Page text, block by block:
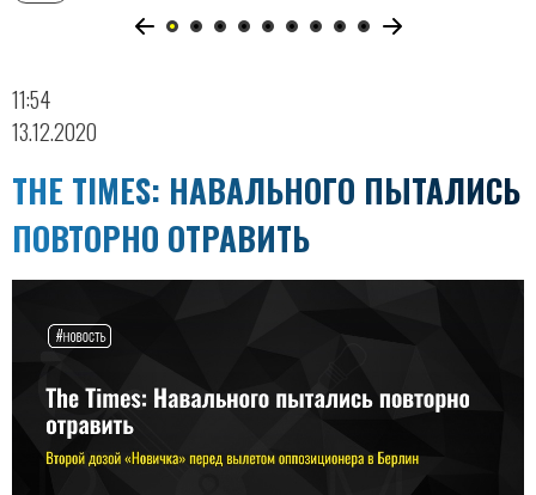
11:54
13.12.2020
THE TIMES: НАВАЛЬНОГО ПЫТАЛИСЬ
ПОВТОРНО ОТРАВИТЬ